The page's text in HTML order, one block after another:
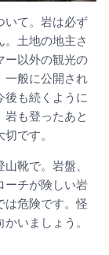
いて。岩は必ず
。土地の地主さ
ー以外の観光の
一般に公開され
後も続くように
岩も登ったあと
です。
靴で。岩盤、
ーチが険しい岩
は危険です。怪
いましょう。